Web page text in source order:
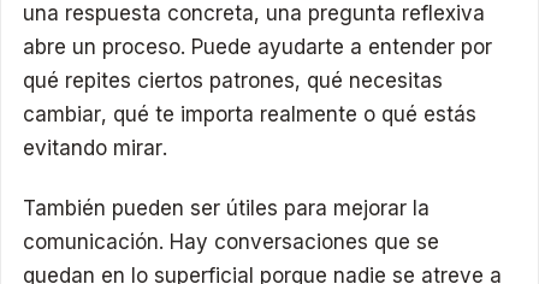
una respuesta concreta, una pregunta reflexiva
abre un proceso. Puede ayudarte a entender por
qué repites ciertos patrones, qué necesitas
cambiar, qué te importa realmente o qué estás
evitando mirar.
También pueden ser útiles para mejorar la
comunicación. Hay conversaciones que se
quedan en lo superficial porque nadie se atreve a